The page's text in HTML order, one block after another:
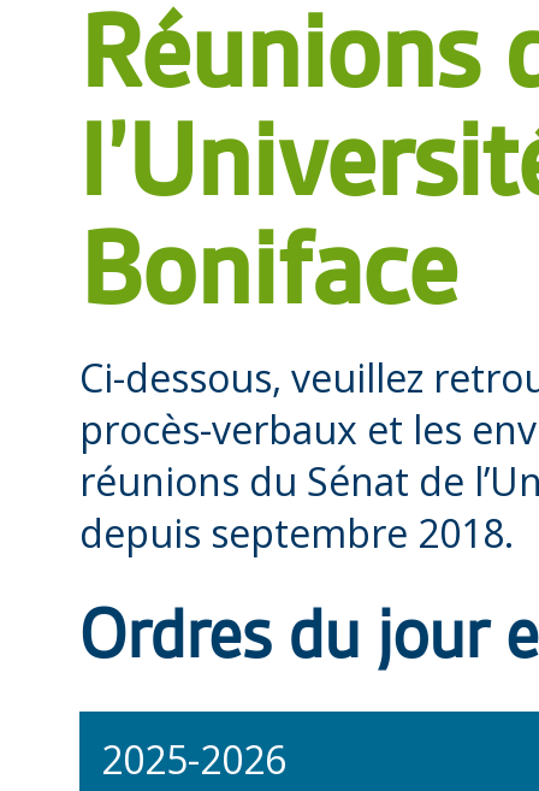
Réunions
Boniface
Ci-dessous, veuillez
procès-verbaux et les
réunions du Sénat de
depuis septembre 2018.
Ordres du jour
2025-2026